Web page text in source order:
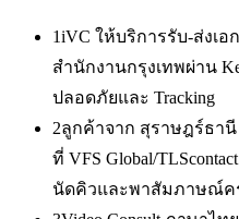
1iVC ให้บริการรับ-ส่งเ
สำนักงานกรุงเทพผ่าน
ปลอดภัยและ Tracking
2ลูกค้าจาก สุราษฎร์ธา
ที่ VFS Global/
นัดคิวและพาสัมภาษณ์คร